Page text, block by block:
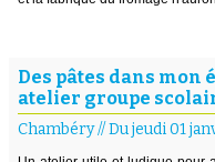
Des pâtes dans mon
atelier groupe
Chambéry//Du jeudi 01